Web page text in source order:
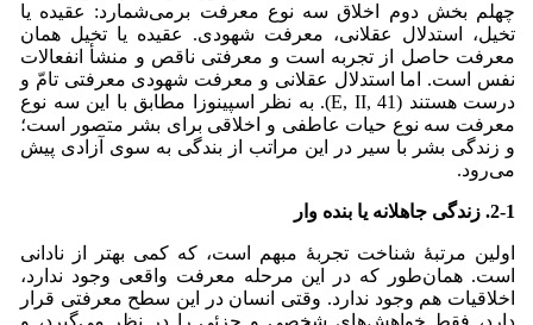
چهلم بخش دوم اخلاق سه نوع معرفت برمی‌شمارد: عقیده یا
تخیل، استدلال عقلانی، معرفت شهودی. عقیده یا تخیل همان
معرفت حاصل از تجربه است و معرفتی ناقص و منشأ انفعالات
نفس است. اما استدلال عقلانی و معرفت شهودی معرفتی تامّ و
درست هستند (E, II, 41). به نظر اسپینوزا مطابق با این سه نوع
معرفت سه نوع حیات عاطفی و اخلاقی برای بشر متصور است؛
و زندگی بشر با سیر در این مراتب از بندگی به سوی آزادی پیش
می‌‌رود.
2-1. زندگی جاهلانه یا بنده وار
اولین مرتبۀ شناخت تجربۀ مبهم است، که کمی بهتر از نادانی
است. همان‌طور که در این مرحله معرفت واقعی وجود ندارد،
اخلاقیات هم وجود ندارد. وقتی انسان در این سطح معرفتی قرار
دارد، فقط خواهش‌های شخصی و جزئی را در نظر می‌‌گیرد، و